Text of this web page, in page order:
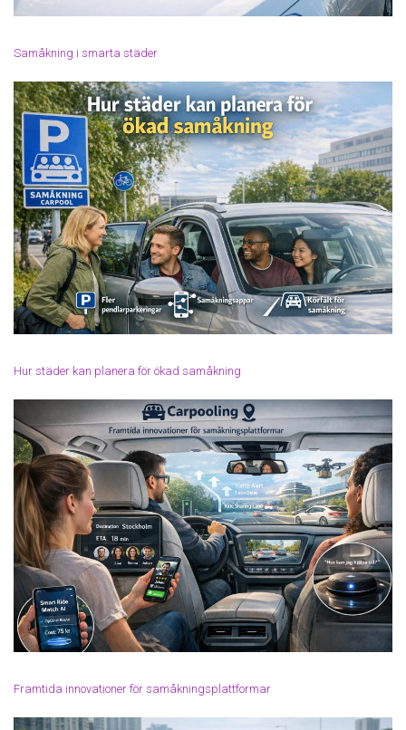
Samåkning i smarta städer
Hur städer kan planera för ökad samåkning
Framtida innovationer för samåkningsplattformar